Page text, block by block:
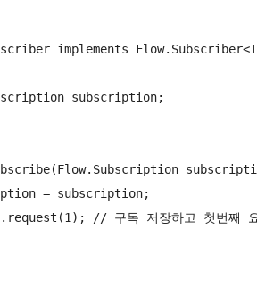
implements
subscription;
= subscription;
// 구독 저장하고 첫번째